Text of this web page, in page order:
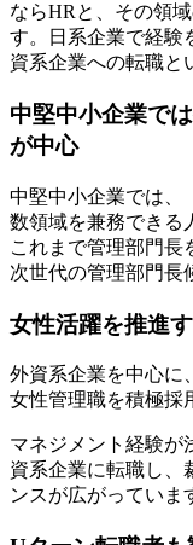
ならHRと、その領
す。日系企業で経験
資系企業への転職と
中堅中小企業で
が中心
中堅中小企業では、
数領域を兼務できる
これまで管理部門長
次世代の管理部門長
女性活躍を推進
外資系企業を中心に
女性管理職を積極採
マネジメント経験が
資系企業に転職し、
ンスが広がっていま